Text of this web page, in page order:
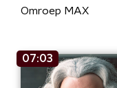
Omroep MAX
07:03